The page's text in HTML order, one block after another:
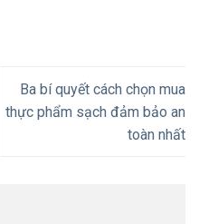
Ba bí quyết cách chọn mua
thực phẩm sạch đảm bảo an
toàn nhất